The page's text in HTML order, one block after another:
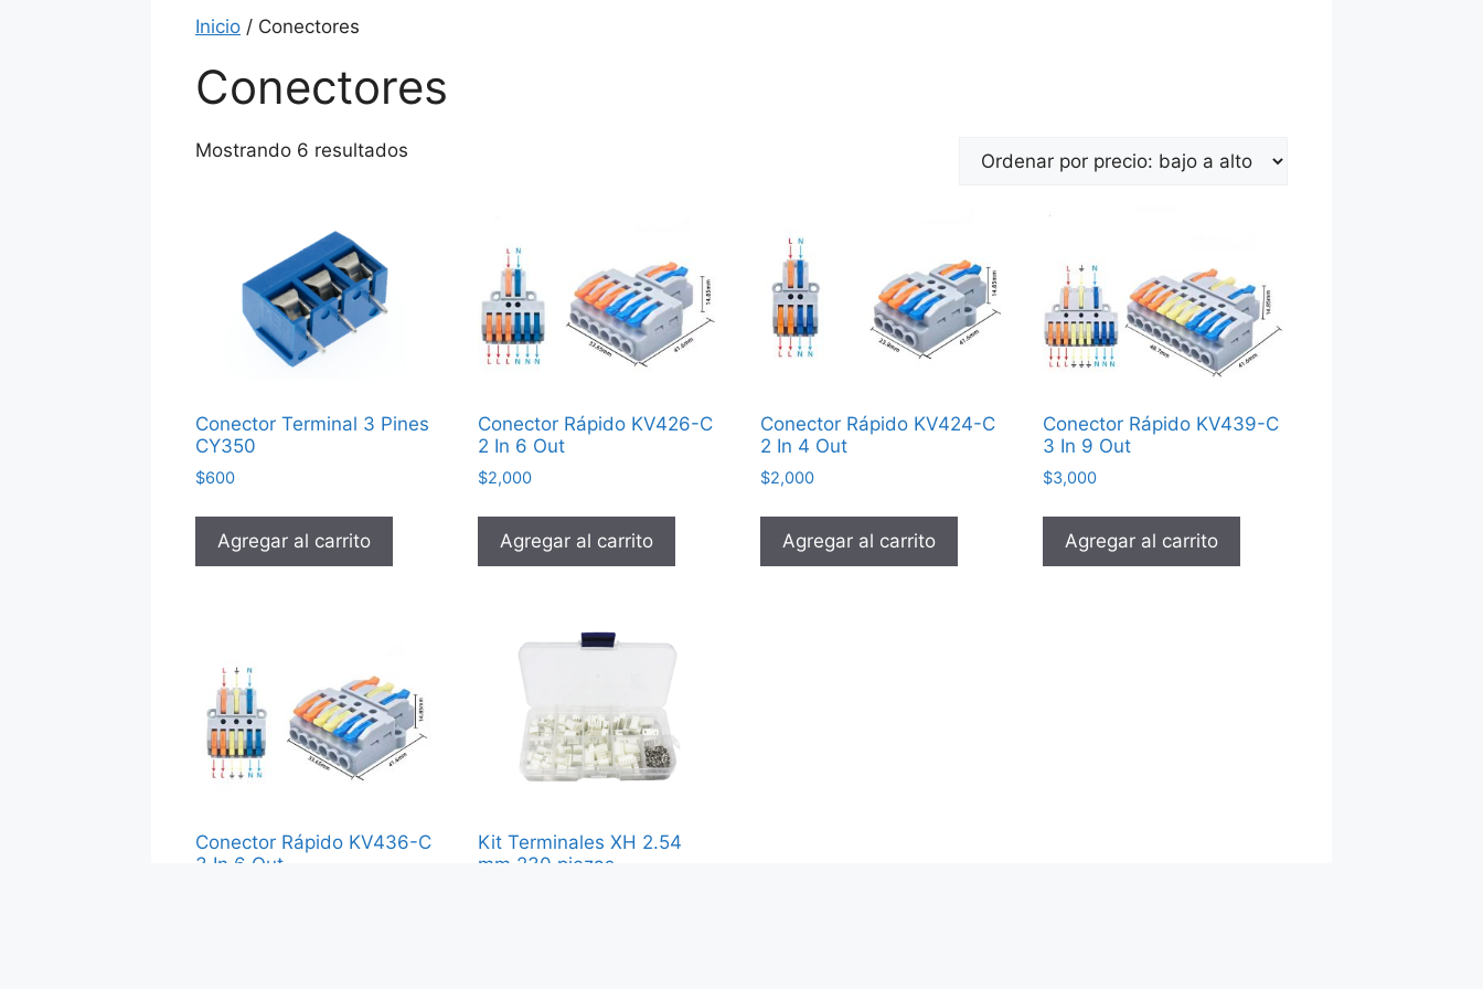
Inicio / Conectores
Conectores
Mostrando 6 resultados
Conector Terminal 3 Pines
CY350
$600
Agregar al carrito
Conector Rápido KV426-C
2 In 6 Out
$2,000
Agregar al carrito
Conector Rápido KV424-C
2 In 4 Out
$2,000
Agregar al carrito
Conector Rápido KV439-C
3 In 9 Out
$3,000
Agregar al carrito
Conector Rápido KV436-C
3 In 6 Out
Kit Terminales XH 2.54
mm 230 piezas